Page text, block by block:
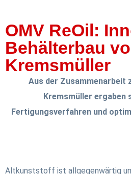
OMV ReOil:
Behälterbau
Kremsmüller
Aus der Zusammenarbeit
Kremsmüller ergaben
Fertigungsverfahren und
Altkunststoff ist allgegenwärtig